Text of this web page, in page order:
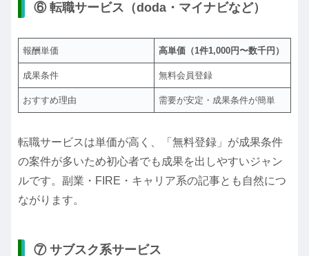
⑥ 転職サービス（doda・マイナビなど）
報酬単価 高単価（1件1,000円〜数千円）
成果条件 無料会員登録
おすすめ理由 需要が安定・成果条件が簡単
転職サービスは単価が高く、「無料登録」が成果条件
の案件が多いため初心者でも成果を出しやすいジャン
ルです。副業・FIRE・キャリア系の記事とも自然につ
ながります。
⑦ サブスク系サービス